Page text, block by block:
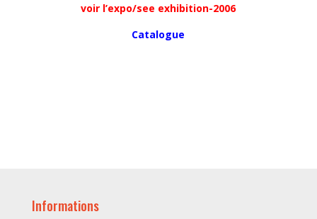
voir l’expo/see exhibition-2006
Catalogue
Informations